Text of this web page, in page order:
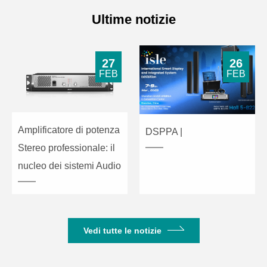
Ultime notizie
Amplificatore di potenza
Stereo professionale: il
nucleo dei sistemi Audio
27
FEB
DSPPA |
26
FEB
Vedi tutte le notizie